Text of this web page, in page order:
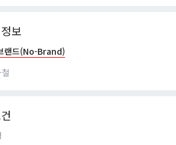
보
랜드(No-Brand)